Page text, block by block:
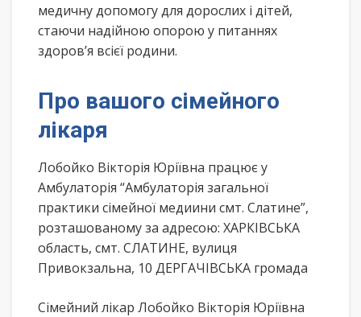
медичну допомогу для дорослих і дітей,
стаючи надійною опорою у питаннях
здоров’я всієї родини.
Про вашого сімейного
лікаря
Лобойко Вікторія Юріївна працює у
Амбулаторія “Амбулаторія загальної
практики сімейної медиини смт. Слатине”,
розташованому за адресою: ХАРКІВСЬКА
область, смт. СЛАТИНЕ, вулиця
Привокзальна, 10 ДЕРГАЧІВСЬКА громада
Сімейний лікар Лобойко Вікторія Юріївна